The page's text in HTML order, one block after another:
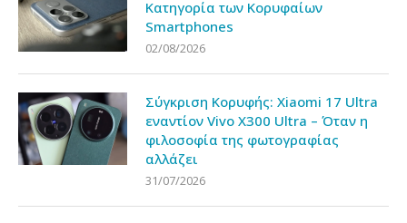
Κατηγορία των Κορυφαίων
Smartphones
02/08/2026
Σύγκριση Κορυφής: Xiaomi 17 Ultra
εναντίον Vivo X300 Ultra – Όταν η
φιλοσοφία της φωτογραφίας
αλλάζει
31/07/2026